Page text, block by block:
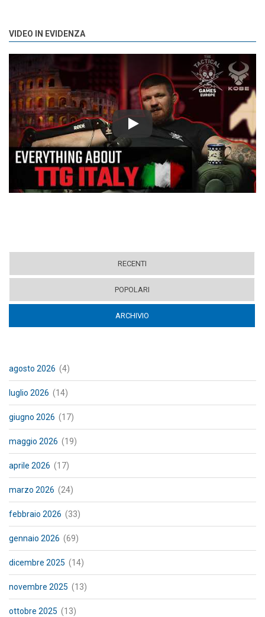
VIDEO IN EVIDENZA
Play
RECENTI
POPOLARI
ARCHIVIO
agosto 2026 (4)
luglio 2026 (14)
giugno 2026 (17)
maggio 2026 (19)
aprile 2026 (17)
marzo 2026 (24)
febbraio 2026 (33)
gennaio 2026 (69)
dicembre 2025 (14)
novembre 2025 (13)
ottobre 2025 (13)